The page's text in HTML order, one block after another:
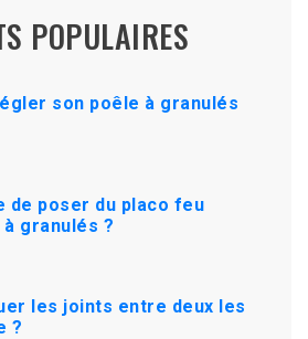
POPULAIRES
son poêle à granulés
de poser du placo feu
granulés ?
les joints entre deux les
?